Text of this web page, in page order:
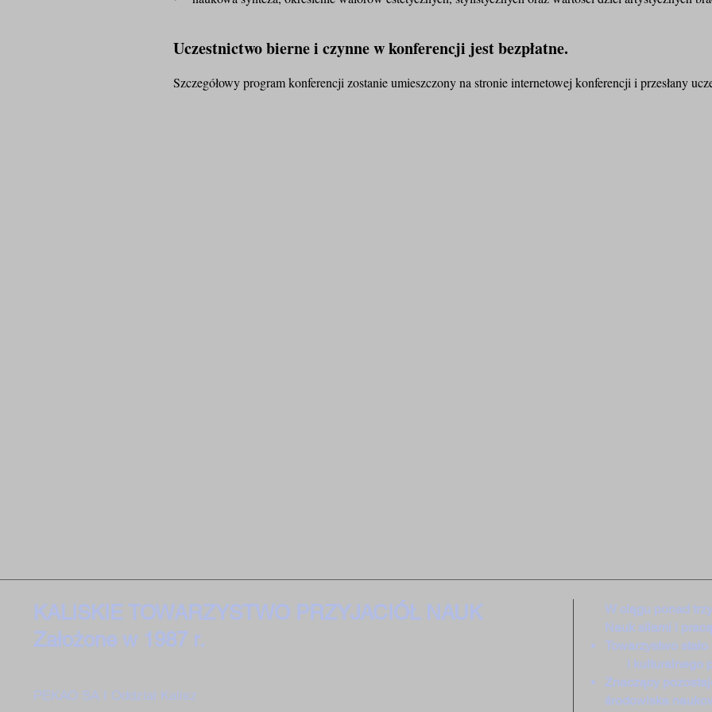
Uczestnictwo bierne i czynne w konferencji jest bezpłatne.
Szczegółowy program konferencji zostanie umieszczony na stronie internetowej konferencji i przesłany
KALISKIE TOWARZYSTWO PRZYJACIÓŁ NAUK
Założone w 1987 r.
PEKAO SA I Oddział Kalisz
W ciągu ponad
Nauk siłami i
Towarzystwo
i kulturalnego
Znaczący
środowiska